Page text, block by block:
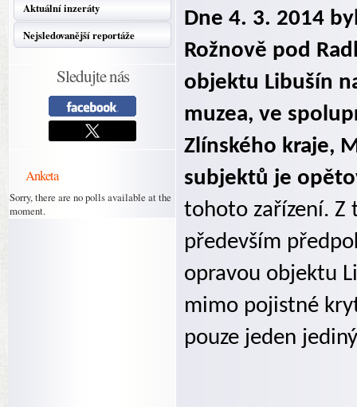
Aktuální inzeráty
Nejsledovanější reportáže
Sledujte nás
Anketa
Sorry, there are no polls available at the
moment.
Dne 4. 3. 2014
Rožnově pod
objektu Libušín
muzea, ve
Zlínského kraje,
subjektů je
tohoto zařízení. Z
především
opravou objektu
mimo pojistné
pouze jeden